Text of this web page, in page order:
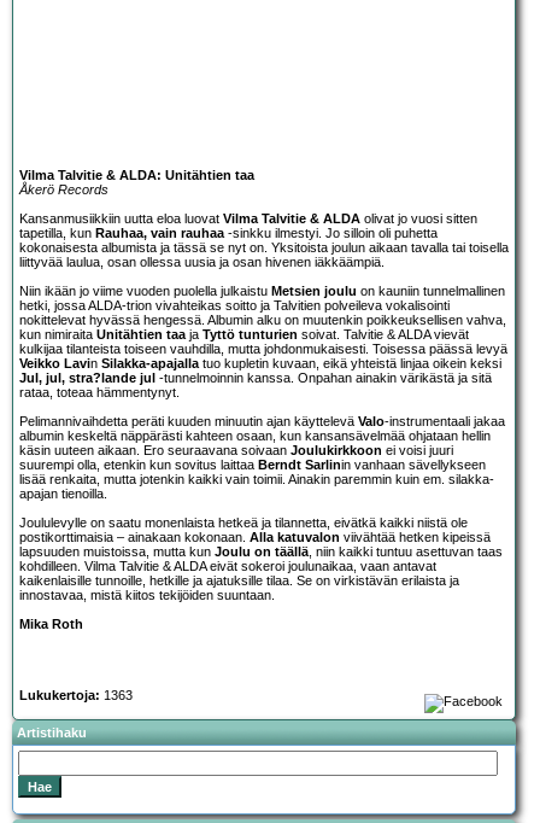
Vilma Talvitie & ALDA: Unitähtien taa
Åkerö Records
Kansanmusiikkiin uutta eloa luovat Vilma Talvitie & ALDA olivat jo vuosi sitten
tapetilla, kun Rauhaa, vain rauhaa -sinkku ilmestyi. Jo silloin oli puhetta
kokonaisesta albumista ja tässä se nyt on. Yksitoista joulun aikaan tavalla tai toisella
liittyvää laulua, osan ollessa uusia ja osan hivenen iäkkäämpiä.
Niin ikään jo viime vuoden puolella julkaistu Metsien joulu on kauniin tunnelmallinen
hetki, jossa ALDA-trion vivahteikas soitto ja Talvitien polveileva vokalisointi
nokittelevat hyvässä hengessä. Albumin alku on muutenkin poikkeuksellisen vahva,
kun nimiraita Unitähtien taa ja Tyttö tunturien soivat. Talvitie & ALDA vievät
kulkijaa tilanteista toiseen vauhdilla, mutta johdonmukaisesti. Toisessa päässä levyä
Veikko Lavin Silakka-apajalla tuo kupletin kuvaan, eikä yhteistä linjaa oikein keksi
Jul, jul, stra?lande jul -tunnelmoinnin kanssa. Onpahan ainakin värikästä ja sitä
rataa, toteaa hämmentynyt.
Pelimannivaihdetta peräti kuuden minuutin ajan käyttelevä Valo-instrumentaali jakaa
albumin keskeltä näppärästi kahteen osaan, kun kansansävelmää ohjataan hellin
käsin uuteen aikaan. Ero seuraavana soivaan Joulukirkkoon ei voisi juuri
suurempi olla, etenkin kun sovitus laittaa Berndt Sarlinin vanhaan sävellykseen
lisää renkaita, mutta jotenkin kaikki vain toimii. Ainakin paremmin kuin em. silakka-
apajan tienoilla.
Joululevylle on saatu monenlaista hetkeä ja tilannetta, eivätkä kaikki niistä ole
postikorttimaisia – ainakaan kokonaan. Alla katuvalon viivähtää hetken kipeissä
lapsuuden muistoissa, mutta kun Joulu on täällä , niin kaikki tuntuu asettuvan taas
kohdilleen. Vilma Talvitie & ALDA eivät sokeroi joulunaikaa, vaan antavat
kaikenlaisille tunnoille, hetkille ja ajatuksille tilaa. Se on virkistävän erilaista ja
innostavaa, mistä kiitos tekijöiden suuntaan.
Mika Roth
Lukukertoja: 1363
Artistihaku